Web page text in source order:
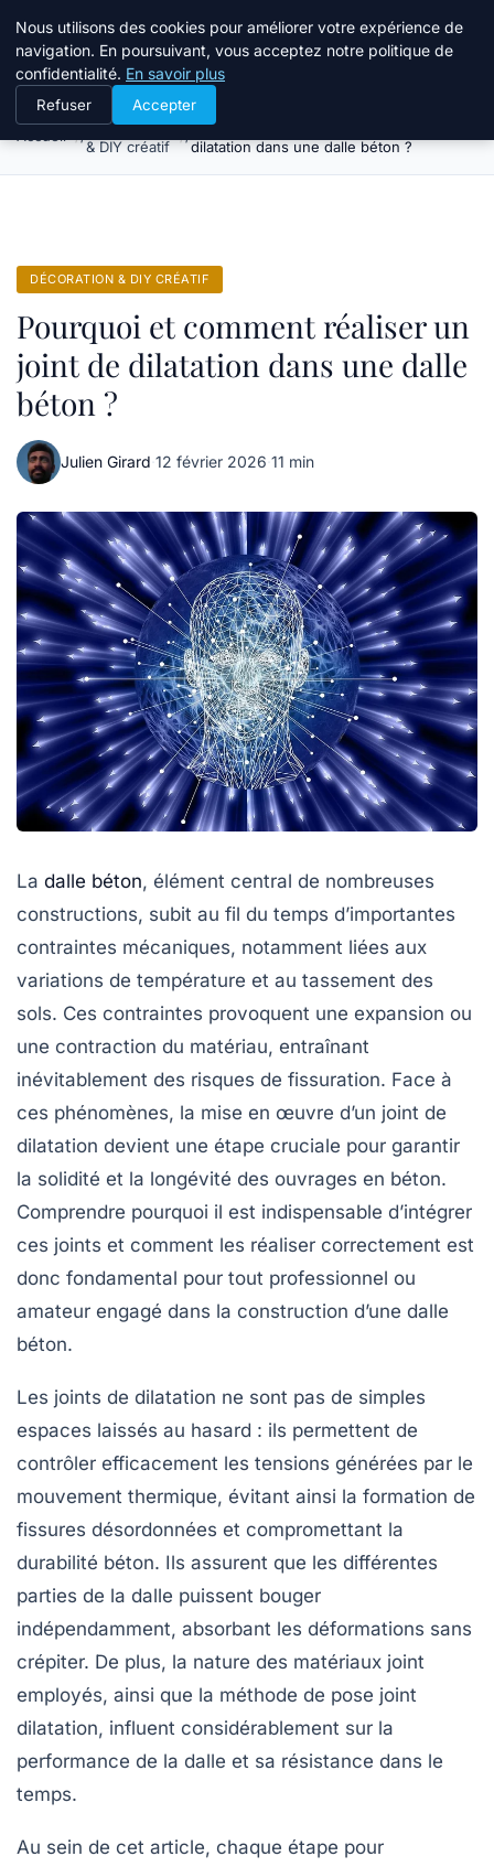
Atelier Designers
Décoration
& DIY créatif
Pourquoi et comment réaliser un joint de
dilatation dans une dalle béton ?
DÉCORATION & DIY CRÉATIF
Pourquoi et comment réaliser un
joint de dilatation dans une dalle
béton ?
Julien Girard·12 février 2026·11 min
La dalle béton, élément central de nombreuses
constructions, subit au fil du temps d’importantes
contraintes mécaniques, notamment liées aux
variations de température et au tassement des
sols. Ces contraintes provoquent une expansion ou
une contraction du matériau, entraînant
inévitablement des risques de fissuration. Face à
ces phénomènes, la mise en œuvre d’un joint de
dilatation devient une étape cruciale pour garantir
la solidité et la longévité des ouvrages en béton.
Comprendre pourquoi il est indispensable d’intégrer
ces joints et comment les réaliser correctement est
donc fondamental pour tout professionnel ou
amateur engagé dans la construction d’une dalle
béton.
Les joints de dilatation ne sont pas de simples
espaces laissés au hasard : ils permettent de
contrôler efficacement les tensions générées par le
mouvement thermique, évitant ainsi la formation de
fissures désordonnées et compromettant la
durabilité béton. Ils assurent que les différentes
parties de la dalle puissent bouger
indépendamment, absorbant les déformations sans
crépiter. De plus, la nature des matériaux joint
employés, ainsi que la méthode de pose joint
dilatation, influent considérablement sur la
performance de la dalle et sa résistance dans le
temps.
Au sein de cet article, chaque étape pour
Nous utilisons des cookies pour améliorer votre expérience de
navigation. En poursuivant, vous acceptez notre politique de
confidentialité. En savoir plus
Refuser Accepter